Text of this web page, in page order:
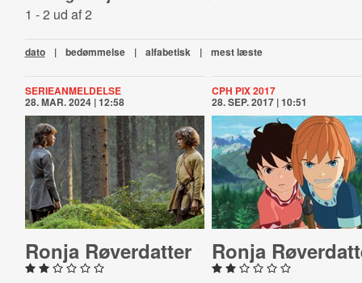
1 - 2 ud af 2
dato | bedømmelse | alfabetisk | mest læste
SERIEANMELDELSE
28. MAR. 2024 | 12:58
Ronja Rø­ver­dat­ter
CPH PIX 2017
28. SEP. 2017 | 10:51
Ronja